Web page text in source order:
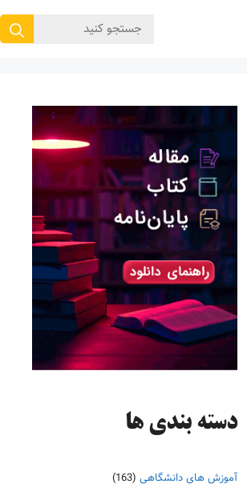
جستجوی
دسته‌ بندی ها
آموزش های دانشگاهی (163)